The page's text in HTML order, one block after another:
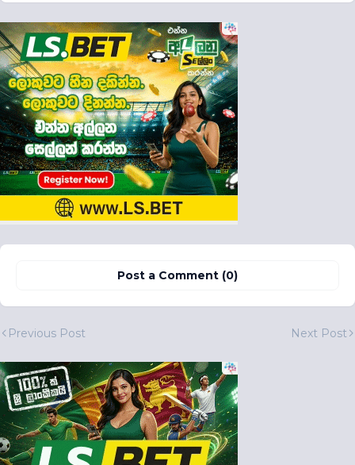
Post a Comment (0)
Previous Post Next Post